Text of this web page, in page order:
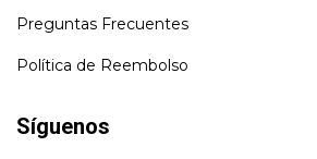
Preguntas Frecuentes
Política de Reembolso
Síguenos